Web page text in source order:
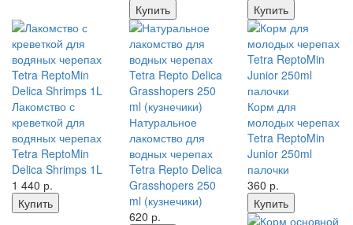
Купить
Купить
Лакомство с
креветкой для
водяных черепах
Tetra ReptoMin
Delica Shrimps 1L
1 440 р.
Купить
Натуральное
лакомство для
водных черепах
Tetra Repto Delica
Grasshopers 250
ml (кузнечики)
620 р.
Корм для
молодых черепах
Tetra ReptoMin
Junior 250ml
палочки
360 р.
Купить